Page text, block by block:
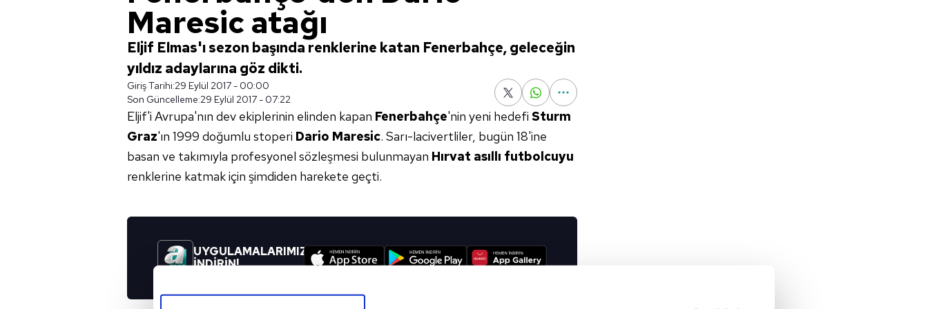
Maresic atağı
Eljif Elmas'ı sezon başında renklerine katan Fenerbahçe, geleceğin
yıldız adaylarına göz dikti.
Giriş Tarihi:29 Eylül 2017 - 00:00
Son Güncelleme:29 Eylül 2017 - 07:22
Eljif'i Avrupa'nın dev ekiplerinin elinden kapan Fenerbahçe'nin yeni hedefi Sturm
Graz'ın 1999 doğumlu stoperi Dario Maresic. Sarı-lacivertliler, bugün 18'ine
basan ve takımıyla profesyonel sözleşmesi bulunmayan Hırvat asıllı futbolcuyu
renklerine katmak için şimdiden harekete geçti.
UYGULAMALARIMIZI
İNDİRİN!